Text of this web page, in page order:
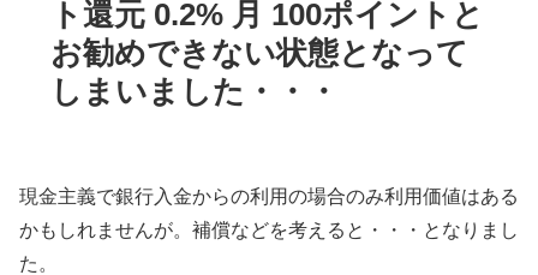
ト還元 0.2% 月 100ポイントと
お勧めできない状態となって
しまいました・・・
現金主義で銀行入金からの利用の場合のみ利用価値はある
かもしれませんが。補償などを考えると・・・となりまし
た。